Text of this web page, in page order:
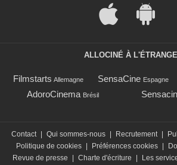
ALLOCINÉ À
Filmstarts Allemagne SensaCine Espagne
AdoroCinema Brésil
Contact | Qui sommes-nous | Recrutement |
Politique de cookies | Préférences cookies |
Revue de presse
| Charte d'écriture | Les